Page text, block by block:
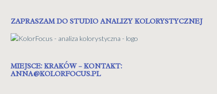
ZAPRASZAM DO STUDIO ANALIZY KOLORYSTYCZNEJ
MIEJSCE: KRAKÓW – KONTAKT:
ANNA@KOLORFOCUS.PL